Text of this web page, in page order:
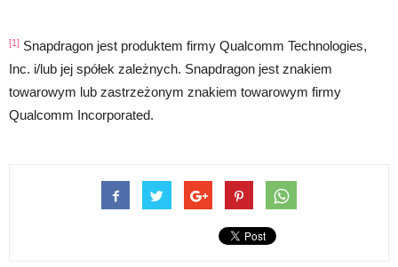
[1] Snapdragon jest produktem firmy Qualcomm Technologies,
Inc. i/lub jej spółek zależnych. Snapdragon jest znakiem
towarowym lub zastrzeżonym znakiem towarowym firmy
Qualcomm Incorporated.